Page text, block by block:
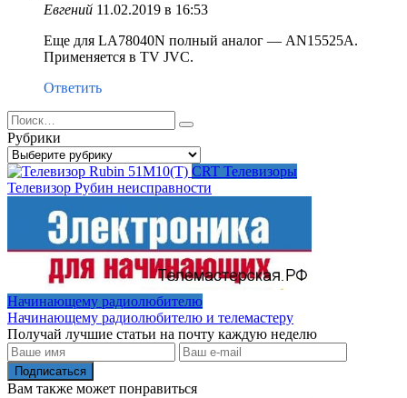
Евгений 11.02.2019 в 16:53
Еще для LA78040N полный аналог — AN15525A.
Применяется в TV JVC.
Ответить
Search
for:
Рубрики
Рубрики
CRT Телевизоры
Телевизор Рубин неисправности
Начинающему радиолюбителю
Начинающему радиолюбителю и телемастеру
Получай лучшие статьи на почту каждую неделю
Подписаться
Вам также может понравиться